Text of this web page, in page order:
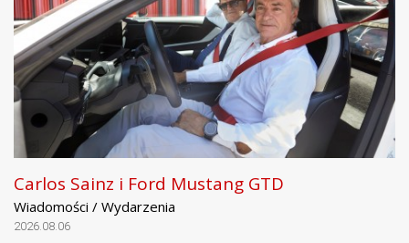
Carlos Sainz i Ford Mustang GTD
Wiadomości / Wydarzenia
2026.08.06